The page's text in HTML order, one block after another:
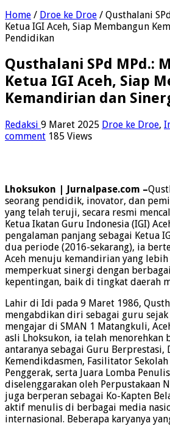
Home / Droe ke Droe / Qusthalani
Ketua IGI Aceh, Siap Membangun
Pendidikan
Qusthalani SPd MPd.:
Ketua IGI Aceh, Siap
Kemandirian dan
Redaksi 9 Maret 2025 Droe ke Droe,
comment 185 Views
Lhoksukon | Jurnalpase.com –
seorang pendidik, inovator, dan
yang telah teruji, secara resmi
Ketua Ikatan Guru Indonesia (IGI)
pengalaman panjang sebagai Ketua
dua periode (2016-sekarang), ia
Aceh menuju kemandirian yang
memperkuat sinergi dengan
kepentingan, baik di tingkat daerah
Lahir di Idi pada 9 Maret 1986,
mengabdikan diri sebagai guru
mengajar di SMAN 1 Matangkuli,
asli Lhoksukon, ia telah menorehkan
antaranya sebagai Guru Berprestasi,
Kemendikdasmen, Fasilitator
Penggerak, serta Juara Lomba
diselenggarakan oleh Perpustakaan
juga berperan sebagai Ko-Kapten
aktif menulis di berbagai media
internasional. Beberapa karyanya